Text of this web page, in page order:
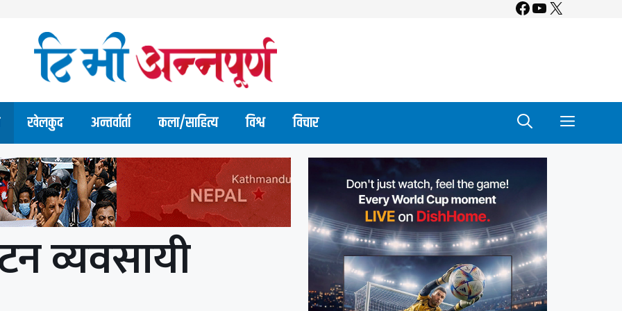
Facebook
YouTube
X
खेलकुद अन्तर्वार्ता कला/साहित्य विश्व विचार
व्यवसायी